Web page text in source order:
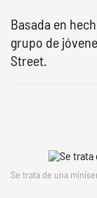
Basada en
grupo de
Street.
Se trata de una